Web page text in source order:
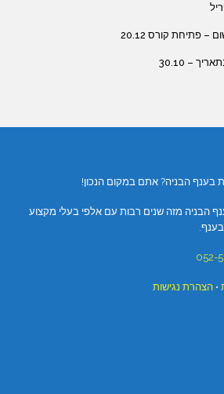
פתיחת קורס 20.12
– 30.10
בענף הבניה? אתם במקום הנכון!
הבניה מזה שנים רבות עם אלפי בעלי מקצוע
052-
• הצהרת נגישות